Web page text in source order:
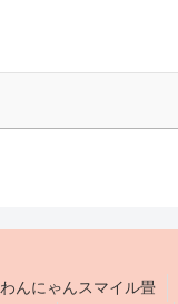
わんにゃんスマイル畳